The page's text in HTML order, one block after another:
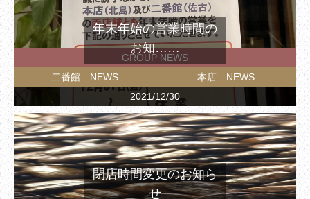
GROUP NEWS
二番館 NEWS
本店 NEWS
2021/12/30
年末年始の営業時間の
お知……
閉店時間変更のお知ら
せ